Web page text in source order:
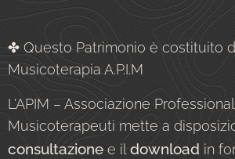
✤ Questo Patrimonio è costituito
Musicoterapia A.P.I.M
L'APIM – Associazione
Musicoterapeuti mette a
consultazione e il download in